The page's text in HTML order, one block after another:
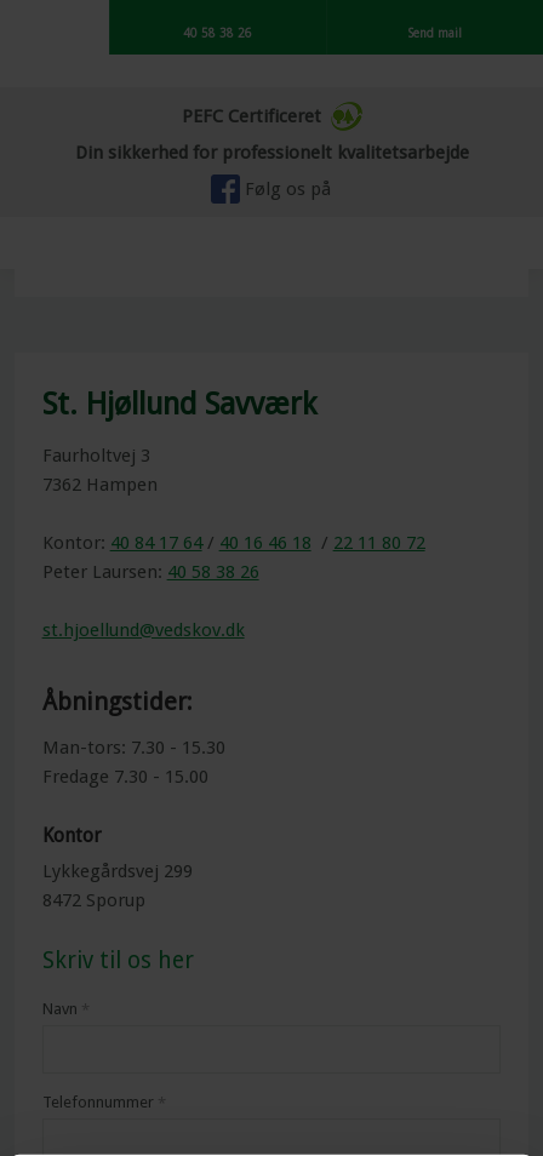
40 58 38 26 Send mail
PEFC Certificeret
​Din sikkerhed for professionelt kvalitetsarbejde
Følg os på ​
St. Hjøllund Savværk
​​Faurholtvej 3
7362 Hampen
Kontor: 40 84 17 64/ 40 16 46 18 / 22 11 80 72
Peter Laursen: 40 58 38 26
st.hjoellund@vedskov.dk
Åbningstider:
​Man-tors: 7.30 - 15.30
​Fredage 7.30 - 15.00
​Kontor
​Lykkegårdsvej 299
​8472 Sporup
Skriv til os her​
Navn
Telefonnummer